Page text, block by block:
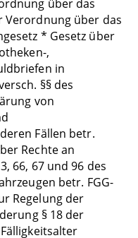
über das
Verordnung über das
* Gesetz über
,
in
§§ des
von
Fällen betr.
Rechte an
66, 67 und 96 des
betr. FGG-
Regelung der
§ 18 der